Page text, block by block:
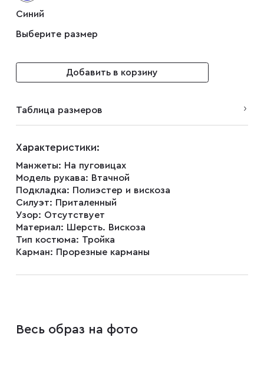
Водолазки
Запонки
Зажимы для галстуков
Платки-паше
Ремни
Галстуки
Синий
Выберите размер
Добавить в корзину
Таблица размеров
Характеристики:
Манжеты: На пуговицах
Модель рукава: Втачной
Подкладка: Полиэстер и вискоза
Силуэт: Приталенный
Узор: Отсутствует
Материал: Шерсть. Вискоза
Тип костюма: Тройка
Карман: Прорезные карманы
Весь образ на фото